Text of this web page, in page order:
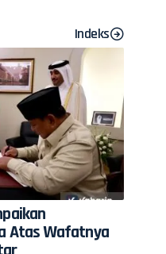
Indeks
Atas Wafatnya